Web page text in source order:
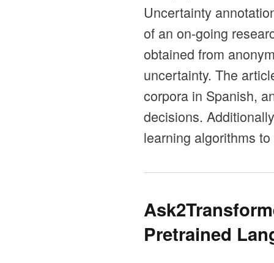
Uncertainty
of an on-going
obtained from
uncertainty. The
corpora in Spanish,
decisions.
learning algorithms
Pretrained